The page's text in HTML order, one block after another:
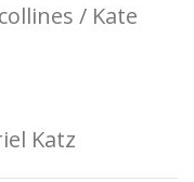
/ Kate
Katz